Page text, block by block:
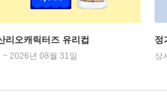
리오캐릭터즈 유리컵
2026년 08월 31일
정
상